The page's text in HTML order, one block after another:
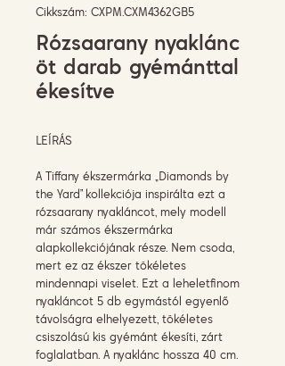
Cikkszám: CXPM.CXM4362GB5
Rózsaarany nyaklánc
öt darab gyémánttal
ékesítve
LEÍRÁS
A Tiffany ékszermárka „Diamonds by
the Yard” kollekciója inspirálta ezt a
rózsaarany nyakláncot, mely modell
már számos ékszermárka
alapkollekciójának része. Nem csoda,
mert ez az ékszer tökéletes
mindennapi viselet. Ezt a leheletfinom
nyakláncot 5 db egymástól egyenlő
távolságra elhelyezett, tökéletes
csiszolású kis gyémánt ékesíti, zárt
foglalatban. A nyaklánc hossza 40 cm.